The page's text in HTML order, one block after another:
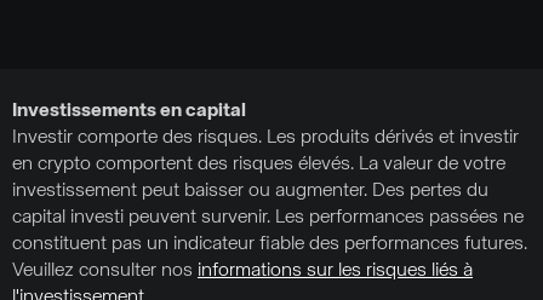
Investissements en capital
Investir comporte des risques. Les produits dérivés et investir
en crypto comportent des risques élevés. La valeur de votre
investissement peut baisser ou augmenter. Des pertes du
capital investi peuvent survenir. Les performances passées ne
constituent pas un indicateur fiable des performances futures.
Veuillez consulter nos informations sur les risques liés à